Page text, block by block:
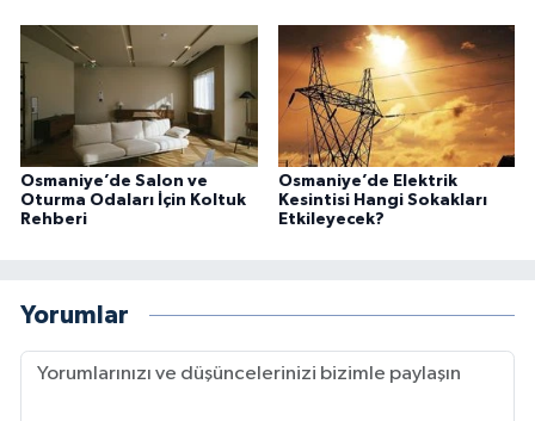
Osmaniye’de Salon ve
Oturma Odaları İçin Koltuk
Rehberi
Osmaniye’de Elektrik
Kesintisi Hangi Sokakları
Etkileyecek?
Yorumlar